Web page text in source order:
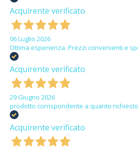
Acquirente verificato
06 Luglio 2026
Ottima esperienza. Prezzi convenienti e
Acquirente verificato
29 Giugno 2026
prodotto corrispondente a quanto
Acquirente verificato